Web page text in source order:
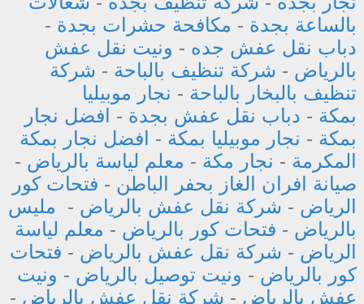
بالساعة بجدة - مكافحة حشرات بجدة -
دباب نقل عفش جده - ونيت نقل عفش
بالرياض - شركة تنظيف بالباحة - شركة
تنظيف بالبخار بالباحة - نجار موبيليا
بمكة - دباب نقل عفش بجدة - افضل نجار
بمكة - نجار موبيليا بمكة - افضل نجار بمكة
المكرمة - نجار مكة - معلم لياسة بالرياض -
صيانة افران الغاز بحفر الباطن - فتحات كور
الرياض - شركة نقل عفش بالرياض - مليس
بالرياض - فتحات كور بالرياض - معلم لياسة
الرياض - شركة نقل عفش بالرياض - فتحات
كور بالرياض - ونيت توصيل بالرياض - ونيت
عفش بالرياض - شركة نقل عفش بالرياض -